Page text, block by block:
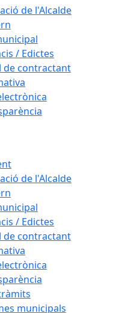
de l'Alcalde
/ Edictes
de contractant
de l'Alcalde
/ Edictes
de contractant
municipals